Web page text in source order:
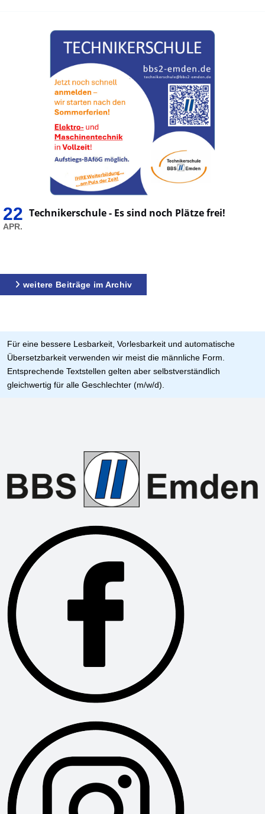
22
APR.
Technikerschule - Es sind noch Plätze frei!
weitere Beiträge im Archiv
Für eine bessere Lesbarkeit, Vorlesbarkeit und automatische
Übersetzbarkeit verwenden wir meist die männliche Form.
Entsprechende Textstellen gelten aber selbstverständlich
gleichwertig für alle Geschlechter (m/w/d).